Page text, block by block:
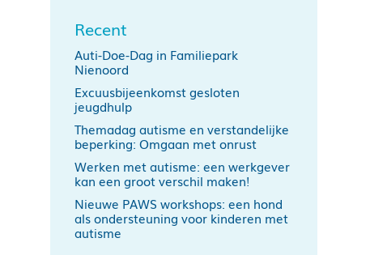
Recent
Auti-Doe-Dag in Familiepark
Nienoord
Excuusbijeenkomst gesloten
jeugdhulp
Themadag autisme en verstandelijke
beperking: Omgaan met onrust
Werken met autisme: een werkgever
kan een groot verschil maken!
Nieuwe PAWS workshops: een hond
als ondersteuning voor kinderen met
autisme